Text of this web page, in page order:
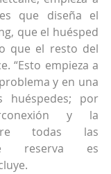
que diseña el
que el huésped
que el resto del
“Esto empieza a
y en una
huéspedes; por
y la
todas las
reserva es